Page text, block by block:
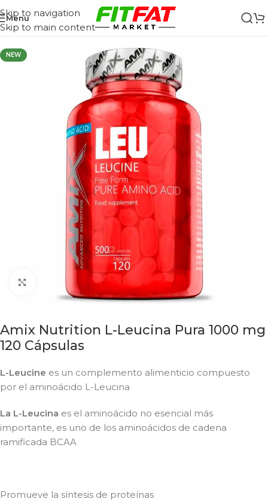
Skip to navigation
Skip to main content
Menu
NEW
Click to enlarge
Amix Nutrition L-Leucina Pura 1000 mg
120 Cápsulas
L-Leucine es un complemento alimenticio compuesto
por el aminoácido L-Leucina
La L-Leucina es el aminoácido no esencial más
importante, es uno de los aminoácidos de cadena
ramificada BCAA
Promueve la síntesis de proteínas